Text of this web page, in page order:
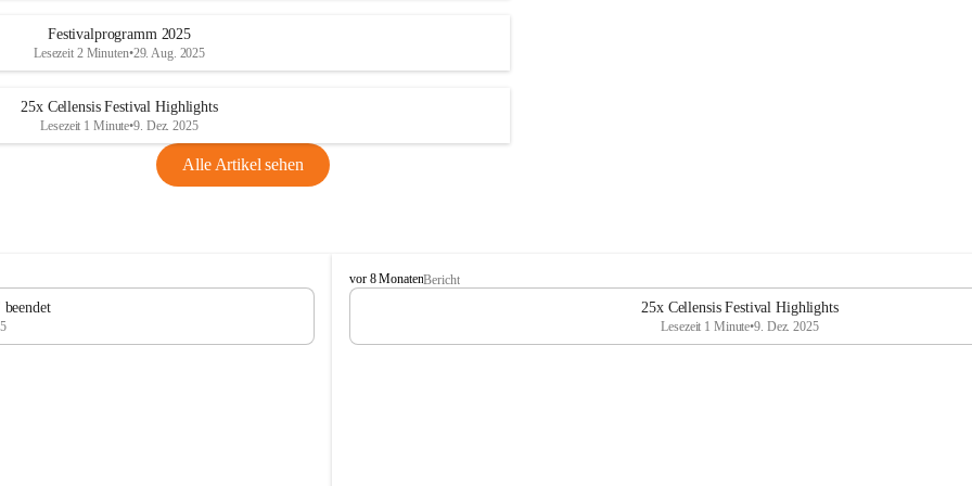
Festivalprogramm 2025
Lesezeit 2 Minuten•29. Aug. 2025
25x Cellensis Festival Highlights
Lesezeit 1 Minute•9. Dez. 2025
Alle Artikel sehen
C
e
l
vor 8 MonatenBericht
25x Cellensis Festival Highlights
Lesezeit 1 Minute•9. Dez. 2025